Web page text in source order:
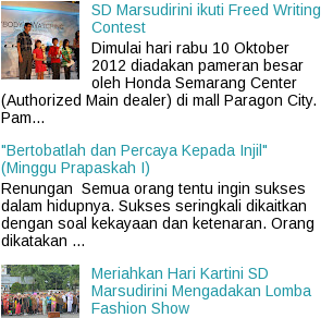
SD Marsudirini ikuti Freed Writing
Contest
Dimulai hari rabu 10 Oktober
2012 diadakan pameran besar
oleh Honda Semarang Center
(Authorized Main dealer) di mall Paragon City.
Pam...
"Bertobatlah dan Percaya Kepada Injil"
(Minggu Prapaskah I)
Renungan Semua orang tentu ingin sukses
dalam hidupnya. Sukses seringkali dikaitkan
dengan soal kekayaan dan ketenaran. Orang
dikatakan ...
Meriahkan Hari Kartini SD
Marsudirini Mengadakan Lomba
Fashion Show